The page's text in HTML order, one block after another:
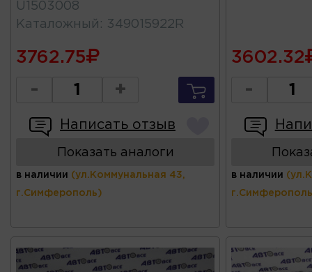
U1503008
Каталожный : 349015922R
3762.75
- +
Написать отзыв
Показать аналоги
в наличии (ул.Коммунальная 43,
г.Симферополь)
3602.32
-
в наличии